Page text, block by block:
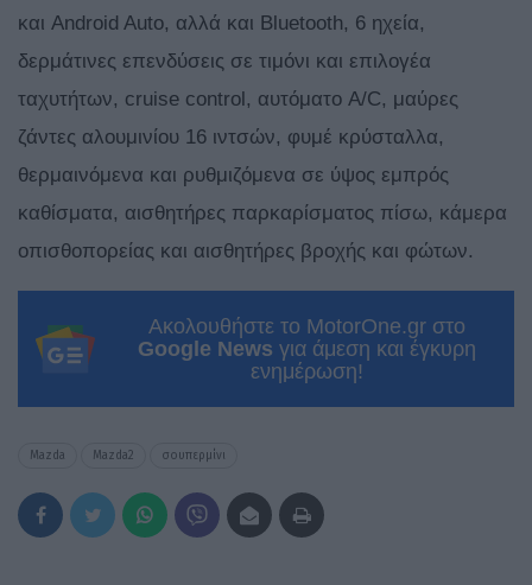
και Android Auto, αλλά και Bluetooth, 6 ηχεία,
δερμάτινες επενδύσεις σε τιμόνι και επιλογέα
ταχυτήτων, cruise control, αυτόματο A/C, μαύρες
ζάντες αλουμινίου 16 ιντσών, φυμέ κρύσταλλα,
θερμαινόμενα και ρυθμιζόμενα σε ύψος εμπρός
καθίσματα, αισθητήρες παρκαρίσματος πίσω, κάμερα
οπισθοπορείας και αισθητήρες βροχής και φώτων.
Ακολουθήστε το MotorOne.gr στο
Google News για άμεση και έγκυρη
ενημέρωση!
Mazda Mazda2 σουπερμίνι